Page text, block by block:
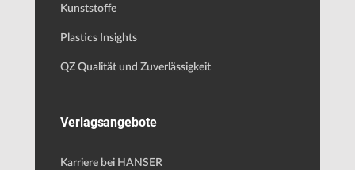
Kunststoffe
Plastics Insights
QZ Qualität und Zuverlässigkeit
Verlagsangebote
Karriere bei HANSER